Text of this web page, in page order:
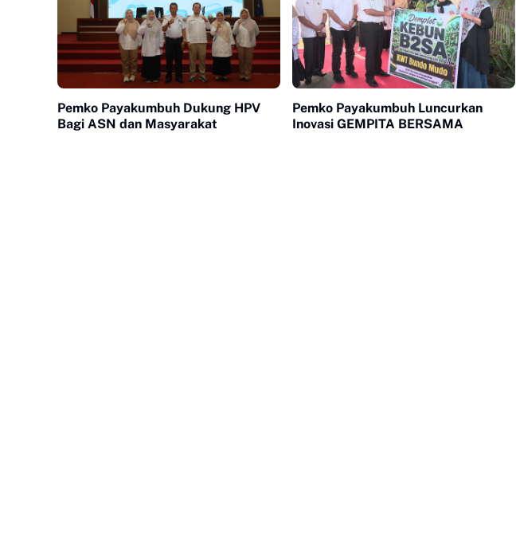
Pemko Payakumbuh Dukung HPV
Bagi ASN dan Masyarakat
Pemko Payakumbuh Luncurkan
Inovasi GEMPITA BERSAMA